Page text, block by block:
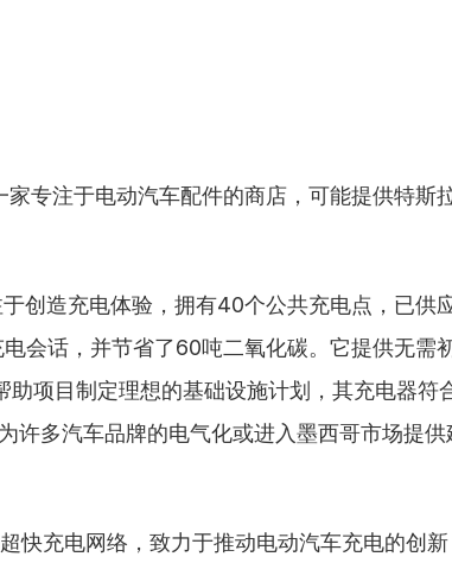
家专注于电动汽车配件的商店，可能提供特斯
于创造充电体验，拥有40个公共充电点，已供
会话，并节省了60吨二氧化碳。它提供无需
助项目制定理想的基础设施计划，其充电器符
许多汽车品牌的电气化或进入墨西哥市场提供
快充电网络，致力于推动电动汽车充电的创